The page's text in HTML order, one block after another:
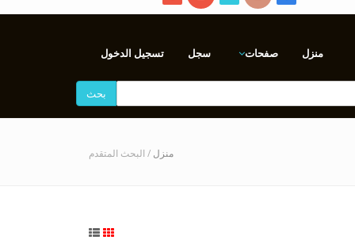
منزل صفحات سجل تسجيل الدخول
بحث
منزل / البحث المتقدم